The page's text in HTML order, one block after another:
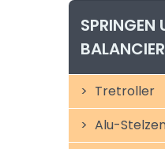
SPRINGEN
Tretroller
Alu-